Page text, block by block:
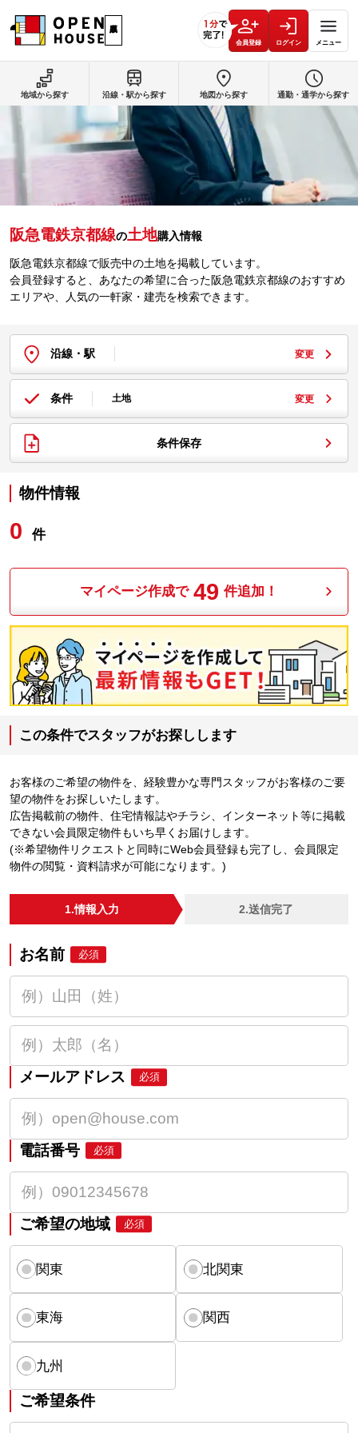
会員登録 ログイン メニュー
阪急電鉄京都線の土地購入情報
阪急電鉄京都線で販売中の土地を掲載しています。
会員登録すると、あなたの希望に合った阪急電鉄京都線のおすすめ
エリアや、人気の一軒家・建売を検索できます。
沿線・駅 変更
条件 土地 変更
条件保存
物件情報
0 件
マイページ作成で 49 件追加！
この条件でスタッフがお探しします
お客様のご希望の物件を、経験豊かな専門スタッフがお客様のご要
望の物件をお探しいたします。
広告掲載前の物件、住宅情報誌やチラシ、インターネット等に掲載
できない会員限定物件もいち早くお届けします。
(※希望物件リクエストと同時にWeb会員登録も完了し、会員限定
物件の閲覧・資料請求が可能になります。)
1.情報入力 2.送信完了
お名前 必須
メールアドレス 必須
電話番号 必須
ご希望の地域 必須
関東 北関東
東海 関西
九州
ご希望条件
地域から探す 沿線・駅から探す 地図から探す 通勤・通学から探す